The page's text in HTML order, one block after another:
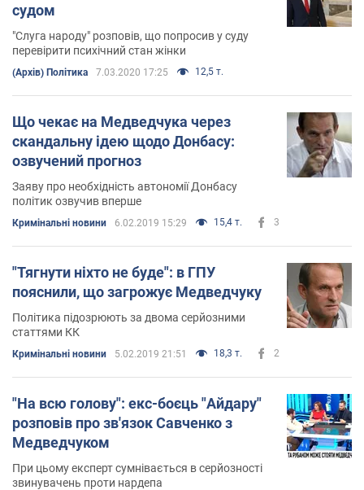
судом
"Слуга народу" розповів, що попросив у суду
перевірити психічний стан жінки
(Архів) Політика 7.03.2020 17:25 12,5 т.
Що чекає на Медведчука через
скандальну ідею щодо Донбасу:
озвучений прогноз
Заяву про необхідність автономії Донбасу
політик озвучив вперше
Кримінальні новини 6.02.2019 15:29 15,4 т. 3
"Тягнути ніхто не буде": в ГПУ
пояснили, що загрожує Медведчуку
Політика підозрюють за двома серйозними
статтями КК
Кримінальні новини 5.02.2019 21:51 18,3 т. 2
"На всю голову": екс-боєць "Айдару"
розповів про зв'язок Савченко з
Медведчуком
При цьому експерт сумнівається в серйозності
звинувачень проти нардепа